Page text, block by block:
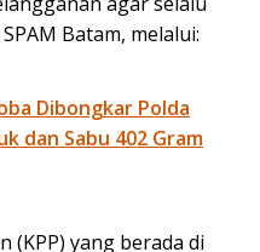
Batam, melalui:
Dibongkar Polda
dan Sabu 402 Gram
(KPP) yang berada di